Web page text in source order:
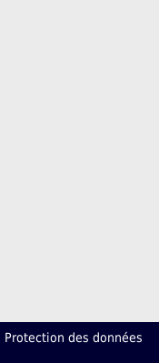
Protection des données